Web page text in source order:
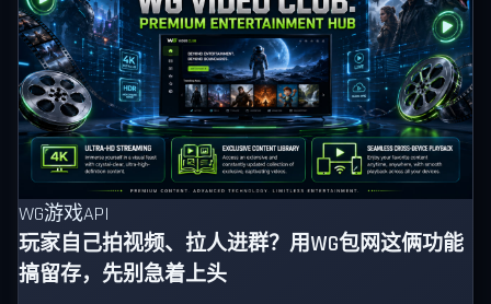
WG游戏API
玩家自己拍视频、拉人进群？用WG包网这俩功能
搞留存，先别急着上头